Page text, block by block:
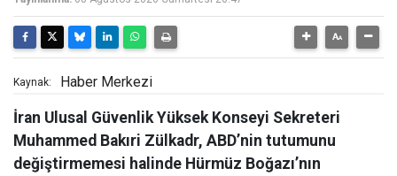
Kaynak: Haber Merkezi
İran Ulusal Güvenlik Yüksek Konseyi Sekreteri
Muhammed Bakıri Zülkadr, ABD’nin tutumunu
değiştirmemesi halinde Hürmüz Boğazı’nın